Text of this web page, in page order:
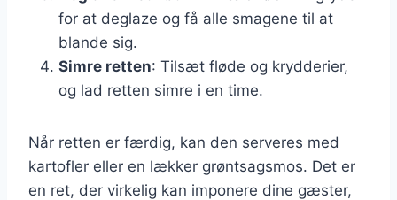
for at deglaze og få alle smagene til at
blande sig.
Simre retten: Tilsæt fløde og krydderier,
og lad retten simre i en time.
Når retten er færdig, kan den serveres med
kartofler eller en lækker grøntsagsmos. Det er
en ret, der virkelig kan imponere dine gæster,